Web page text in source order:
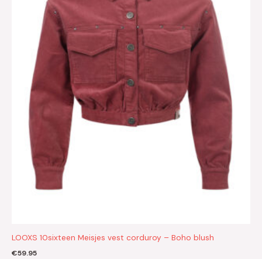
LOOXS 10sixteen Meisjes vest corduroy – Boho blush
€59.95